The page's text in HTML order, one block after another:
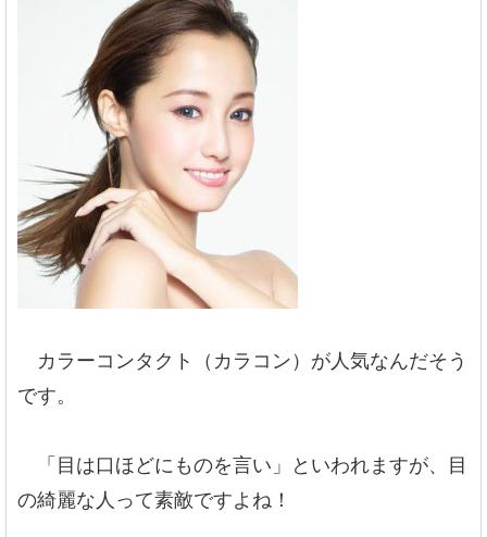
カラーコンタクト（カラコン）が人気なんだそう
です。
「目は口ほどにものを言い」といわれますが、目
の綺麗な人って素敵ですよね！